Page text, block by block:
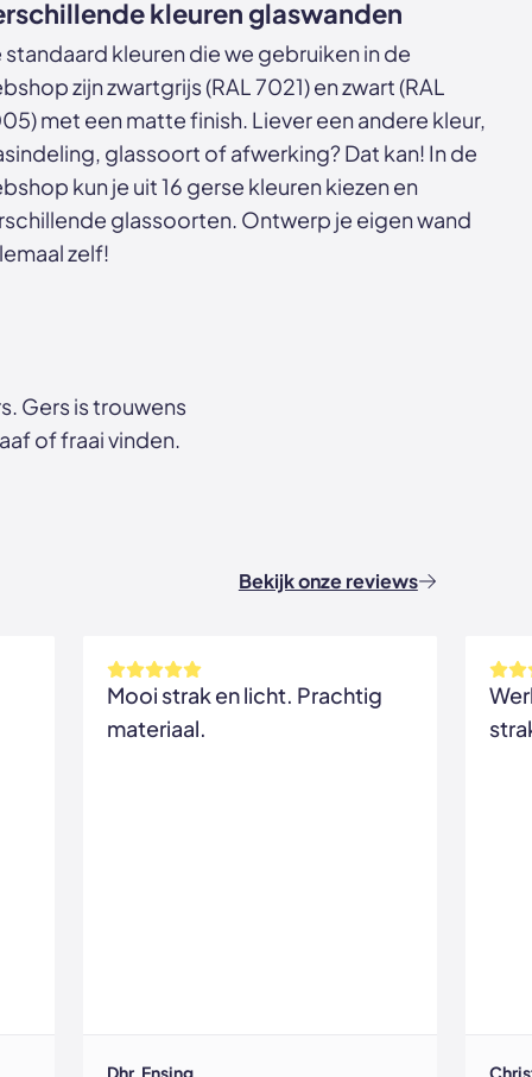
kleuren glaswanden
standaard kleuren die we gebruiken in de
zijn zwartgrijs (RAL 7021) en zwart (RAL
met een matte finish. Liever een andere kleur,
glassoort of afwerking? Dat kan! In de
kun je uit 16 gerse kleuren kiezen en
glassoorten. Ontwerp je eigen wand
zelf!
Gers is trouwens
of fraai vinden.
Bekijk onze reviews
Mooi strak en licht. Prachtig
materiaal.
Dhr. Ensing